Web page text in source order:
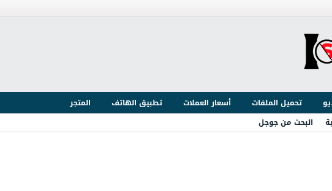
تحميل الملفات أسعار العملات تطبيق الهاتف
المتجر
البحث من جوجل